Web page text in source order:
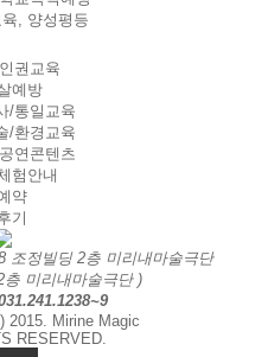
조정빌딩 2층 미리내마술극단
미리내마술극단 )
2015. Mirine Magic
RESERVED.